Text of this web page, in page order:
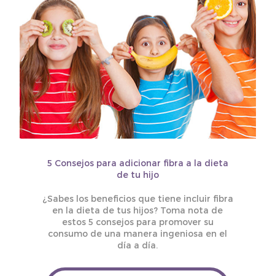
5 Consejos para adicionar fibra a la dieta
de tu hijo
¿Sabes los beneficios que tiene incluir fibra
en la dieta de tus hijos? Toma nota de
estos 5 consejos para promover su
consumo de una manera ingeniosa en el
día a día.